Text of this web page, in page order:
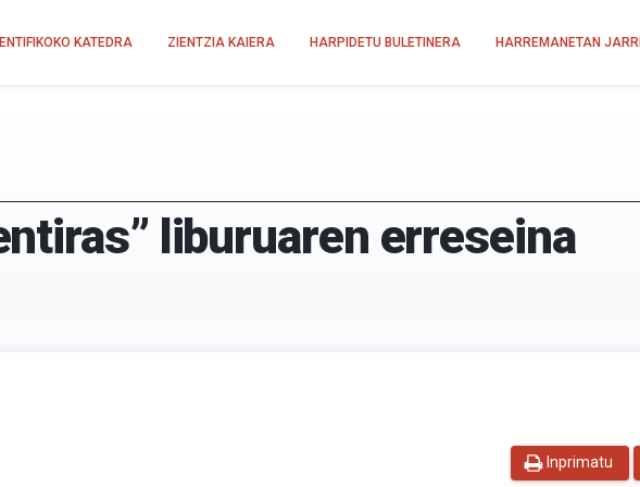
KATEDRA ZIENTZIA KAIERA HARPIDETU BULETINERA HARREMANETAN JARRI
liburuaren erreseina
Inprimatu